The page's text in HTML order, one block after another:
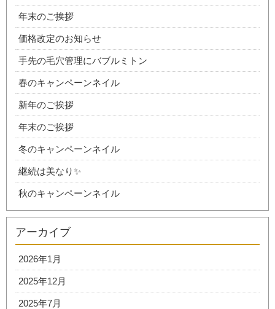
年末のご挨拶
価格改定のお知らせ
手先の毛穴管理にバブルミトン
春のキャンペーンネイル
新年のご挨拶
年末のご挨拶
冬のキャンペーンネイル
継続は美なり✨
秋のキャンペーンネイル
アーカイブ
2026年1月
2025年12月
2025年7月